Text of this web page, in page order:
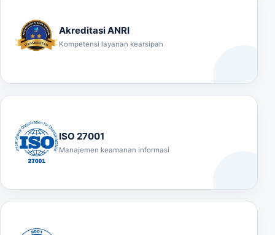
Akreditasi ANRI
Kompetensi layanan kearsipan
ISO 27001
Manajemen keamanan informasi